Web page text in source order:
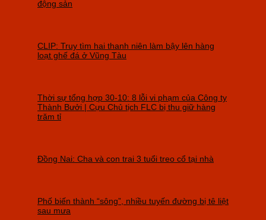
động sản
CLIP: Truy tìm hai thanh niên làm bậy lên hàng
loạt ghế đá ở Vũng Tàu
Thời sự tổng hợp 30-10: 8 lỗi vi phạm của Công ty
Thành Bưởi | Cựu Chủ tịch FLC bị thu giữ hàng
trăm tỉ
Đồng Nai: Cha và con trai 3 tuổi treo cổ tại nhà
Phố biến thành “sông”, nhiều tuyến đường bị tê liệt
sau mưa